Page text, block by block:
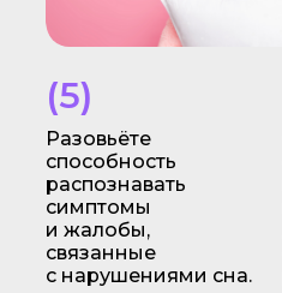
Разовьёте
способность
распознавать
симптомы
и жалобы,
связанные
с нарушениями сна.
(5)